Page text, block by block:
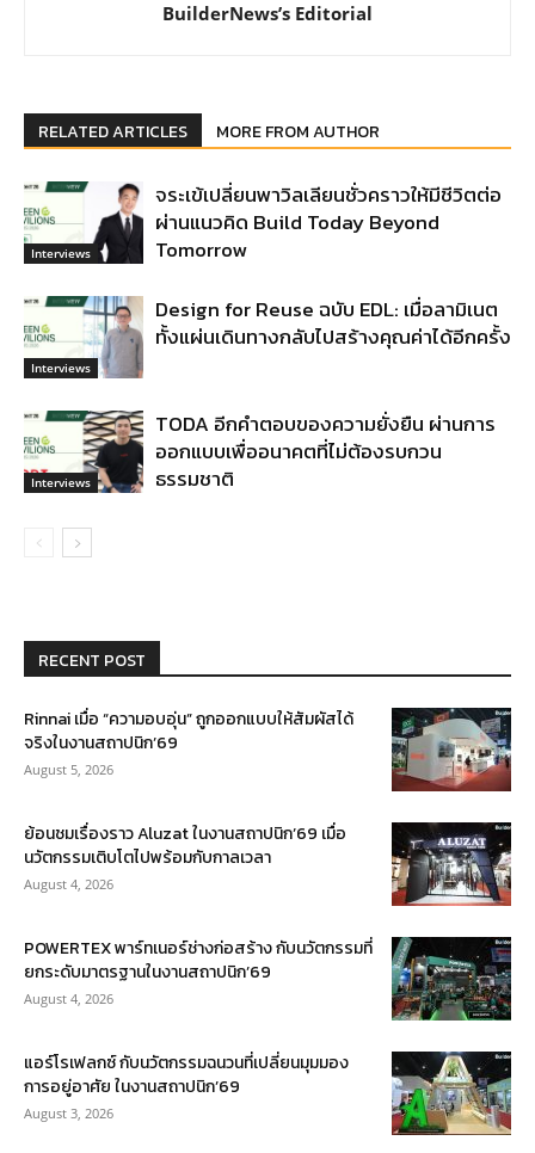
BuilderNews’s Editorial
RELATED ARTICLES MORE FROM AUTHOR
Interviews
จระเข้เปลี่ยนพาวิลเลียนชั่วคราวให้มีชีวิตต่อ
ผ่านแนวคิด Build Today Beyond
Tomorrow
Interviews
Design for Reuse ฉบับ EDL: เมื่อลามิเนต
ทั้งแผ่นเดินทางกลับไปสร้างคุณค่าได้อีกครั้ง
Interviews
TODA อีกคำตอบของความยั่งยืน ผ่านการ
ออกแบบเพื่ออนาคตที่ไม่ต้องรบกวน
ธรรมชาติ
RECENT POST
Rinnai เมื่อ “ความอบอุ่น” ถูกออกแบบให้สัมผัสได้
จริงในงานสถาปนิก’69
August 5, 2026
ย้อนชมเรื่องราว Aluzat ในงานสถาปนิก’69 เมื่อ
นวัตกรรมเติบโตไปพร้อมกับกาลเวลา
August 4, 2026
POWERTEX พาร์ทเนอร์ช่างก่อสร้าง กับนวัตกรรมที่
ยกระดับมาตรฐานในงานสถาปนิก’69
August 4, 2026
แอร์โรเฟลกซ์ กับนวัตกรรมฉนวนที่เปลี่ยนมุมมอง
การอยู่อาศัย ในงานสถาปนิก’69
August 3, 2026